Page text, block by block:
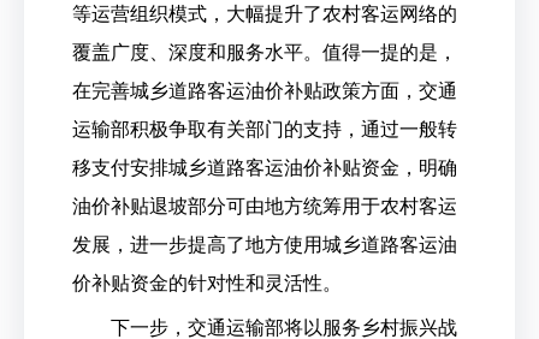
等运营组织模式，大幅提升了农村客运网络的
覆盖广度、深度和服务水平。值得一提的是，
在完善城乡道路客运油价补贴政策方面，交通
运输部积极争取有关部门的支持，通过一般转
移支付安排城乡道路客运油价补贴资金，明确
油价补贴退坡部分可由地方统筹用于农村客运
发展，进一步提高了地方使用城乡道路客运油
价补贴资金的针对性和灵活性。
下一步，交通运输部将以服务乡村振兴战